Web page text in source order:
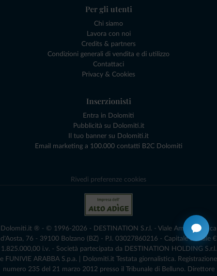
Per gli utenti
Chi siamo
Lavora con noi
Credits & partners
Condizioni generali di vendita e di utilizzo
Contattaci
Privacy & Cookies
Inserzionisti
Entra in Dolomiti
Pubblicità su Dolomiti.it
Il tuo banner su Dolomiti.it
Email marketing a 100.000 contatti B2C Dolomiti
Rivedi preferenze cookies
Dolomiti.it ® - © 1996-2026 - DESTINATION S.r.l. - Viale Amedeo Duca
d'Aosta, 76 - 39100 Bolzano (BZ) - P.I. 03027860216 - Capitale Sociale €
1.825.000,00 i.v. - Società partecipata da DESTINATION HOLDING S.r.l.
e FUNIVIE ARABBA S.p.a. | Dolomiti.it Testata giornalistica. Registrazione
numero 235 del 21 marzo 2012 presso il Tribunale di Belluno.­ Direttore